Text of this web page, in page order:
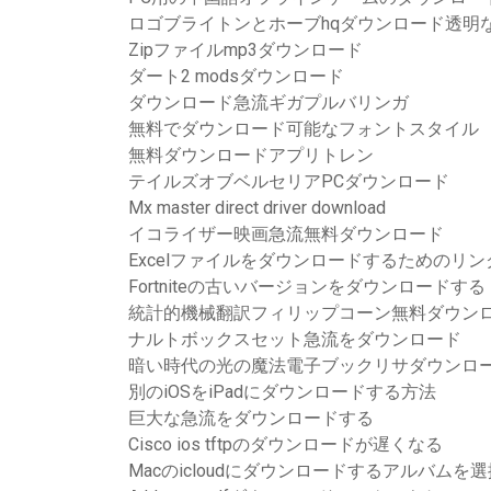
ロゴブライトンとホーブhqダウンロード透明
Zipファイルmp3ダウンロード
ダート2 modsダウンロード
ダウンロード急流ギガプルバリンガ
無料でダウンロード可能なフォントスタイル
無料ダウンロードアプリトレン
テイルズオブベルセリアPCダウンロード
Mx master direct driver download
イコライザー映画急流無料ダウンロード
Excelファイルをダウンロードするためのリン
Fortniteの古いバージョンをダウンロードする
統計的機械翻訳フィリップコーン無料ダウン
ナルトボックスセット急流をダウンロード
暗い時代の光の魔法電子ブックリサダウンロ
別のiOSをiPadにダウンロードする方法
巨大な急流をダウンロードする
Cisco ios tftpのダウンロードが遅くなる
Macのicloudにダウンロードするアルバムを選